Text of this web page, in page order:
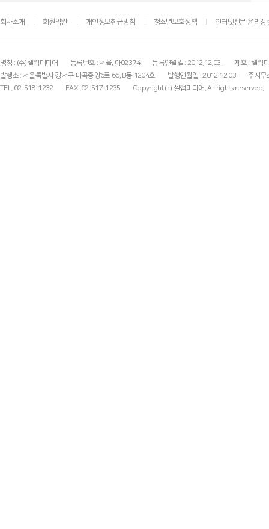
회사소개 회원약관 개인정보취급방침 청소년보호정책 인터넷신문 윤리강
명칭 : (주)셀럽미디어 등록번호 : 서울, 아02374 등록연월일 : 2012.12.03.
제호 : 셀럽
발행소 : 서울특별시 강서구 마곡중앙6로 66, B동 1204호
발행연월일 : 2012.12.03
주사무
TEL. 02-518-1232
FAX. 02-517-1235 Copyright (c) 셀럽미디어. All rights reserved.